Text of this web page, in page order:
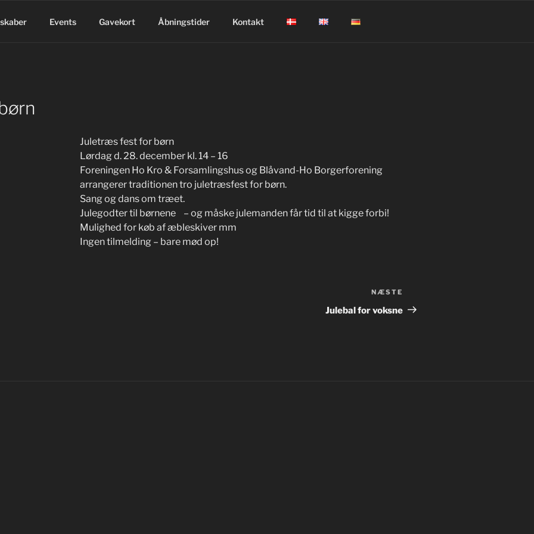
Events Gavekort Åbningstider Kontakt
Juletræs fest for børn
Lørdag d. 28. december kl. 14 – 16
Foreningen Ho Kro & Forsamlingshus og Blåvand-Ho Borgerforening
arrangerer traditionen tro juletræsfest for børn.
Sang og dans om træet.
Julegodter til børnene – og måske julemanden får tid til at kigge forbi!
Mulighed for køb af æbleskiver mm
Ingen tilmelding – bare mød op!
indlæg
NÆSTE
Julebal for voksne